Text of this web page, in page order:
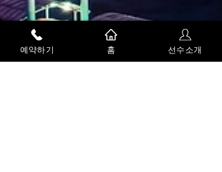
예약하기 홈 선수소개